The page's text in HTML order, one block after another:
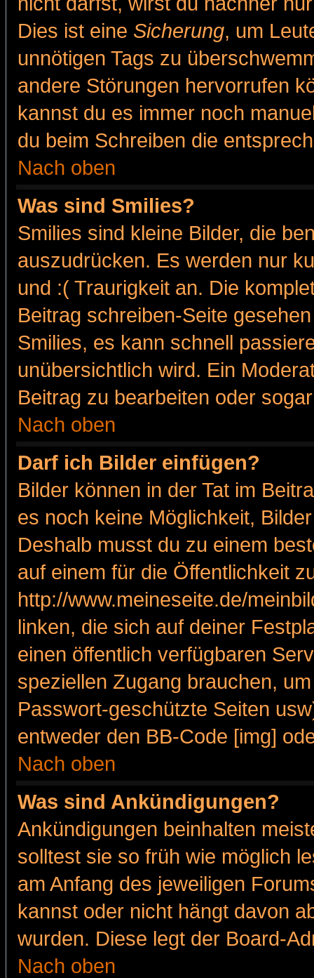
Dies ist eine Sicherung, um
unnötigen Tags zu
andere Störungen hervorrufen
kannst du es immer noch
du beim Schreiben die
Nach oben
Was sind Smilies?
Smilies sind kleine Bilder, die
auszudrücken. Es werden nur
und :( Traurigkeit an. Die
Beitrag schreiben-Seite
Smilies, es kann schnell
unübersichtlich wird. Ein
Beitrag zu bearbeiten oder
Nach oben
Darf ich Bilder einfügen?
Bilder können in der Tat im
es noch keine Möglichkeit,
Deshalb musst du zu einem
auf einem für die Öffentlichkeit
http://www.meineseite.de/
linken, die sich auf deiner
einen öffentlich verfügbaren
speziellen Zugang brauchen,
Passwort-geschützte Seiten
entweder den BB-Code [img]
Nach oben
Was sind Ankündigungen?
Ankündigungen beinhalten
solltest sie so früh wie möglich
am Anfang des jeweiligen
kannst oder nicht hängt davon
wurden. Diese legt der Board-
Nach oben